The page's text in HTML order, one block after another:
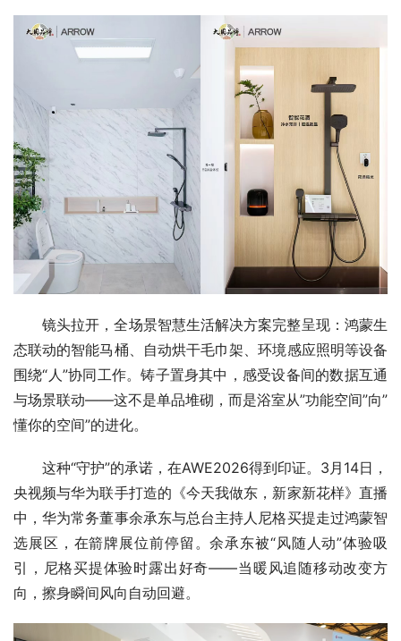
镜头拉开，全场景智慧生活解决方案完整呈现：鸿蒙生
态联动的智能马桶、自动烘干毛巾架、环境感应照明等设备
围绕“人”协同工作。铸子置身其中，感受设备间的数据互通
与场景联动——这不是单品堆砌，而是浴室从”功能空间”向”
懂你的空间”的进化。
这种“守护”的承诺，在AWE2026得到印证。3月14日，
央视频与华为联手打造的《今天我做东，新家新花样》直播
中，华为常务董事余承东与总台主持人尼格买提走过鸿蒙智
选展区，在箭牌展位前停留。余承东被“风随人动”体验吸
引，尼格买提体验时露出好奇——当暖风追随移动改变方
向，擦身瞬间风向自动回避。